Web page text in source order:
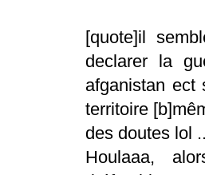
[quote]il
declarer la
afganistan ect
territoire
des doutes lol
Houlaaa,